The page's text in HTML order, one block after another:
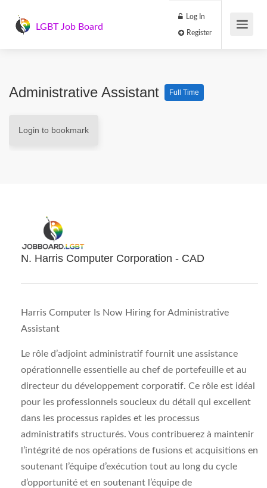
LGBT Job Board
Log In
Administrative Assistant Full Time
Login to bookmark
N. Harris Computer Corporation - CAD
Harris Computer Is Now Hiring for Administrative
Assistant
Le rôle d’adjoint administratif fournit une assistance
opérationnelle essentielle au chef de portefeuille et au
directeur du développement corporatif. Ce rôle est idéal
pour les professionnels soucieux du détail qui excellent
dans les processus rapides et les processus
administratifs structurés. Vous contribuerez à maintenir
l’intégrité de nos opérations de fusions et acquisitions en
soutenant l’équipe d’exécution tout au long du cycle
d’opportunité et en soutenant l’équipe de